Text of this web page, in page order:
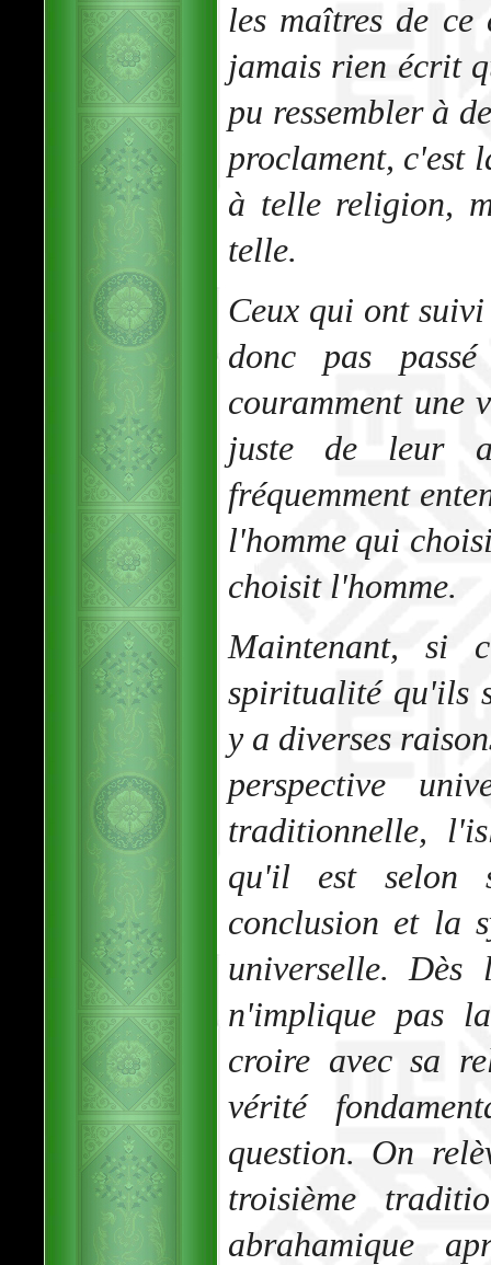
les maîtres de
jamais rien écrit
pu ressembler à
proclament, c'est
à telle religion,
telle.
Ceux qui ont
donc pas
couramment une
juste de leur
fréquemment
l'homme qui
choisit l'homme.
Maintenant, si
spiritualité qu'ils
y a diverses
perspective
traditionnelle,
qu'il est selon
conclusion et la
universelle.
n'implique pas
croire avec sa
vérité
question. On
troisième
abrahamique